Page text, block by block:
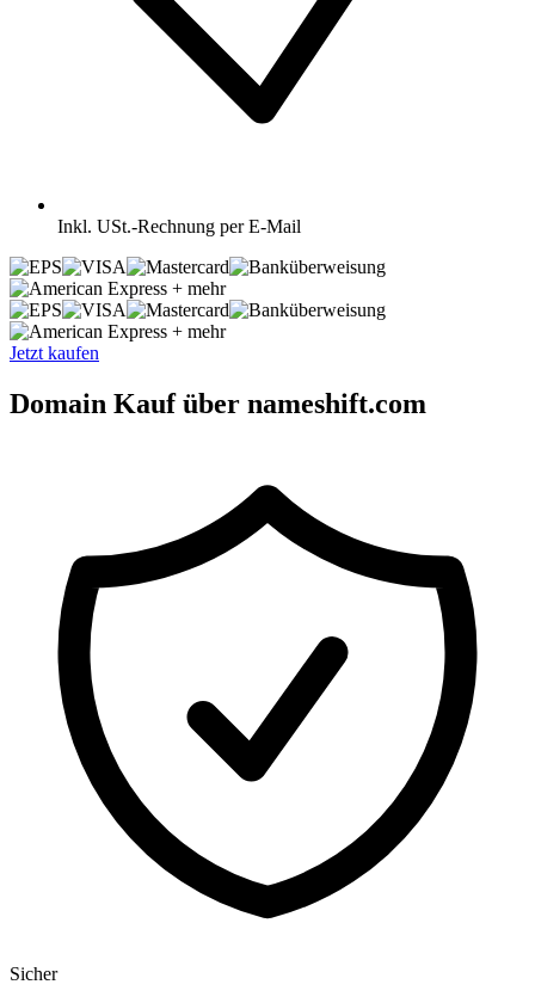
Inkl. USt.-Rechnung per E-Mail
+ mehr
+ mehr
Jetzt kaufen
Domain Kauf über nameshift.com
Sicher